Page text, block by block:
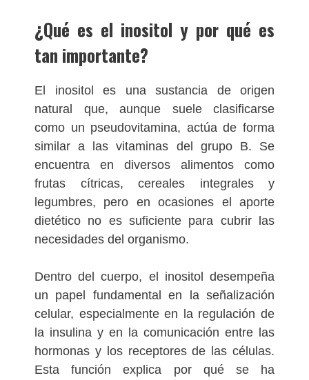
¿Qué es el inositol y por qué es
tan importante?
El inositol es una sustancia de origen
natural que, aunque suele clasificarse
como un pseudovitamina, actúa de forma
similar a las vitaminas del grupo B. Se
encuentra en diversos alimentos como
frutas cítricas, cereales integrales y
legumbres, pero en ocasiones el aporte
dietético no es suficiente para cubrir las
necesidades del organismo.
Dentro del cuerpo, el inositol desempeña
un papel fundamental en la señalización
celular, especialmente en la regulación de
la insulina y en la comunicación entre las
hormonas y los receptores de las células.
Esta función explica por qué se ha